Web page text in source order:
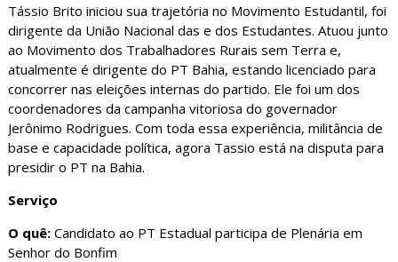
Tássio Brito iniciou sua trajetória no Movimento Estudantil, foi
dirigente da União Nacional das e dos Estudantes. Atuou junto
ao Movimento dos Trabalhadores Rurais sem Terra e,
atualmente é dirigente do PT Bahia, estando licenciado para
concorrer nas eleições internas do partido. Ele foi um dos
coordenadores da campanha vitoriosa do governador
Jerônimo Rodrigues. Com toda essa experiência, militância de
base e capacidade política, agora Tassio está na disputa para
presidir o PT na Bahia.
Serviço
O quê:Candidato ao PT Estadual participa de Plenária em
Senhor do Bonfim